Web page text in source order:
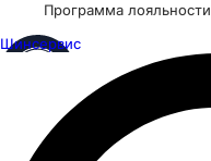
Программа лояльности
Шинсервис